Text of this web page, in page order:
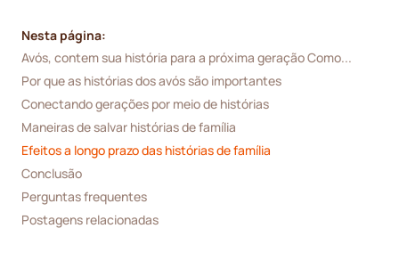
Nesta página:
Avós, contem sua história para a próxima geração Como...
Por que as histórias dos avós são importantes
Conectando gerações por meio de histórias
Maneiras de salvar histórias de família
Efeitos a longo prazo das histórias de família
Conclusão
Perguntas frequentes
Postagens relacionadas